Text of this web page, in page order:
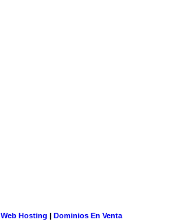
Web Hosting | Dominios En Venta